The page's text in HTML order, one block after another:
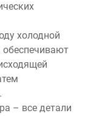
холодной
– все детали